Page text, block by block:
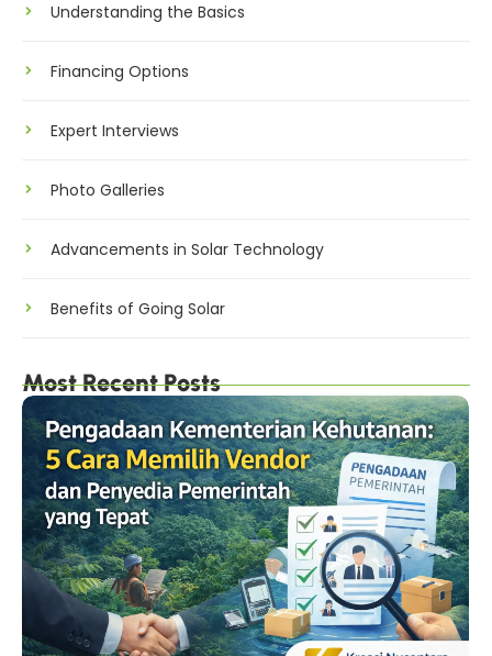
Understanding the Basics
Financing Options
Expert Interviews
Photo Galleries
Advancements in Solar Technology
Benefits of Going Solar
Most Recent Posts